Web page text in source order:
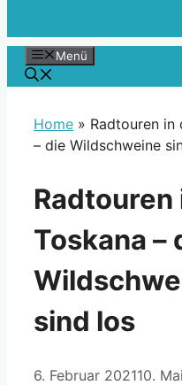
Menü
Home » Radtouren in
– die Wildschweine
Radtouren
Toskana –
sind los
6. Februar 202110.